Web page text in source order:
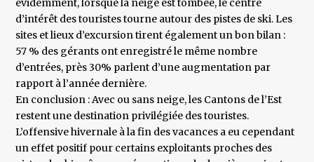
évidemment, lorsque la neige est tombée, le centre
d’intérêt des touristes tourne autour des pistes de ski. Les
sites et lieux d’excursion tirent également un bon bilan :
57 % des gérants ont enregistré le même nombre
d’entrées, près 30% parlent d’une augmentation par
rapport à l’année dernière.
En conclusion : Avec ou sans neige, les Cantons de l’Est
restent une destination privilégiée des touristes.
L’offensive hivernale à la fin des vacances a eu cependant
un effet positif pour certains exploitants proches des